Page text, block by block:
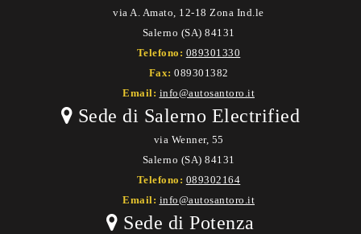
via A. Amato, 12-18 Zona Ind.le
Salerno (SA) 84131
Telefono: 089301330
Fax: 089301382
Email: info@autosantoro.it
Sede di Salerno Electrified
via Wenner, 55
Salerno (SA) 84131
Telefono: 089302164
Email: info@autosantoro.it
Sede di Potenza